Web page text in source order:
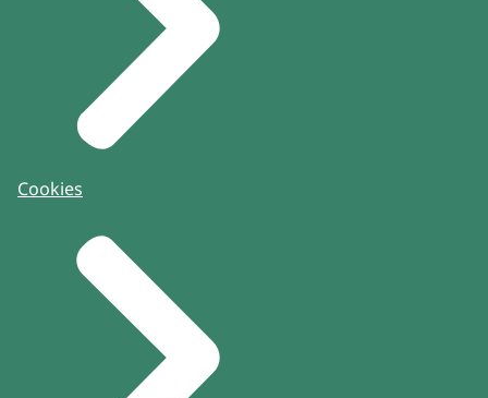
Cookies